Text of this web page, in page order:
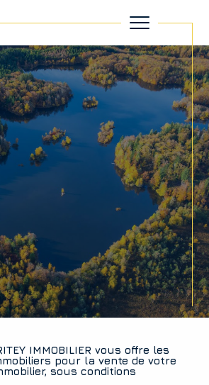
pour la vente de votre
sous conditions